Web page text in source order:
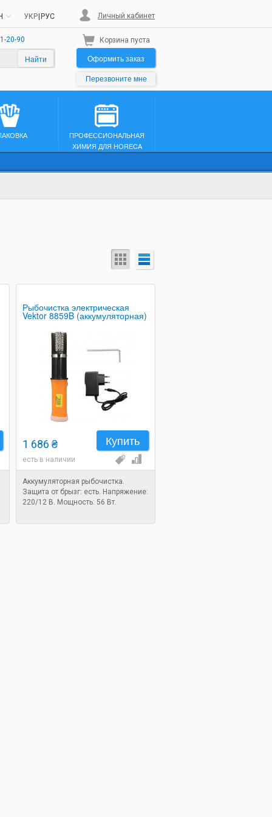
РУС
УКР Личный кабинет
20-90
Найти
Корзина пуста
Оформить заказ
Перезвоните мне
ПРОФЕССИОНАЛЬНАЯ
ХИМИЯ ДЛЯ HORECA
Рыбочистка электрическая
Vektor 8859B (аккумуляторная)
Купить
1 686 ₴
есть в наличии
Аккумуляторная рыбочистка.
Защита от брызг: есть. Напряжение:
220/12 В. Мощность: 56 Вт.